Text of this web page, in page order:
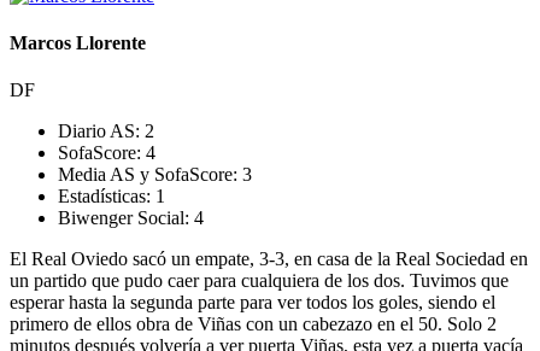
Marcos Llorente
DF
Diario AS: 2
SofaScore: 4
Media AS y SofaScore: 3
Estadísticas: 1
Biwenger Social: 4
El Real Oviedo sacó un empate, 3-3, en casa de la Real Sociedad en
un partido que pudo caer para cualquiera de los dos. Tuvimos que
esperar hasta la segunda parte para ver todos los goles, siendo el
primero de ellos obra de Viñas con un cabezazo en el 50. Solo 2
minutos después volvería a ver puerta Viñas, esta vez a puerta vacía